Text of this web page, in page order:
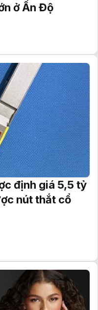
ở Ấn Độ
định giá 5,5 tỷ
nút thắt cổ